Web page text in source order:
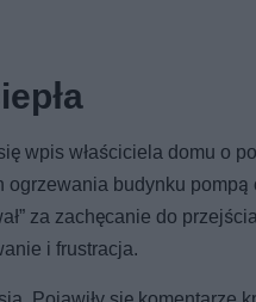
wpis właściciela domu o
budynku pompą
za zachęcanie do
i frustracja.